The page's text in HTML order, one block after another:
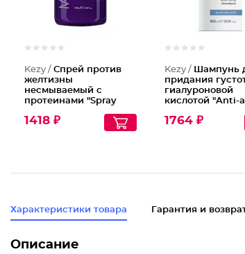
Kezy / Спрей против
желтизны
несмываемый с
протеинами "Spray
1418 ₽
Kezy / Шампунь
придания
гиалуроновой
кислотой "Anti-
1764 ₽
Характеристики товара Гарантия и
Описание